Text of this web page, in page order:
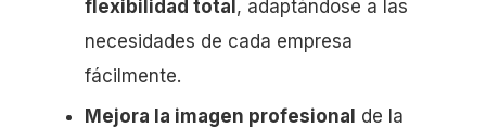
flexibilidad total , adaptándose a las
necesidades de cada empresa
fácilmente.
Mejora la imagen profesional de la